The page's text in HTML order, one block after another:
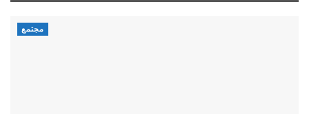
مجتمع